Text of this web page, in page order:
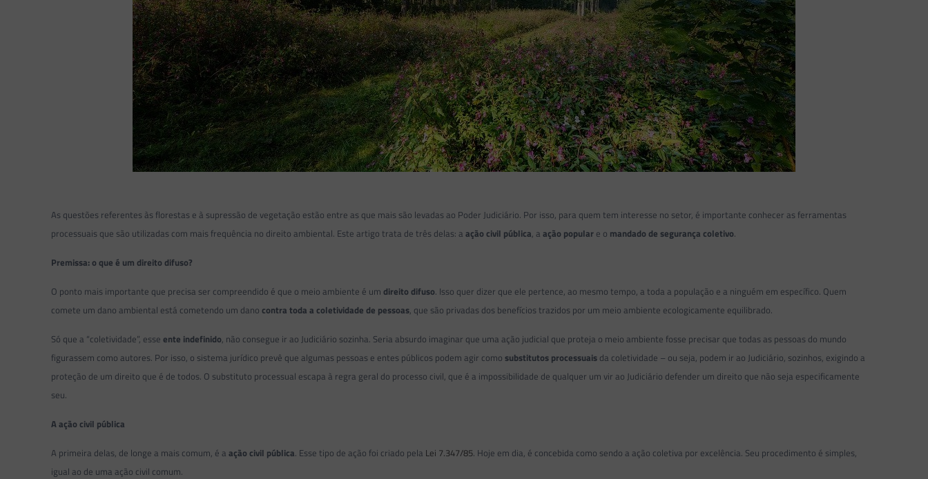
As questões referentes às florestas e à supressão de vegetação estão entre as que mais são levadas ao Poder Judiciário. Por isso, para quem tem interesse no setor, é importante conhecer as ferramentas
processuais que são utilizadas com mais frequência no direito ambiental. Este artigo trata de três delas: aação civil pública, aação popular e o mandado de segurança coletivo.
Premissa: o que é um direito difuso?
O ponto mais importante que precisa ser compreendido é que o meio ambiente é umdireito difuso. Isso quer dizer que ele pertence, ao mesmo tempo, a toda a população e a ninguém em específico. Quem
comete um dano ambiental está cometendo um danocontra toda a coletividade de pessoas, que são privadas dos benefícios trazidos por um meio ambiente ecologicamente equilibrado.
Só que a “coletividade”, esseente indefinido, não consegue ir ao Judiciário sozinha. Seria absurdo imaginar que uma ação judicial que proteja o meio ambiente fosse precisar que todas as pessoas do mundo
figurassem como autores. Por isso, o sistema jurídico prevê que algumas pessoas e entes públicos podem agir comosubstitutos processuais da coletividade – ou seja, podem ir ao Judiciário, sozinhos, exigindo a
proteção de um direito que é de todos. O substituto processual escapa à regra geral do processo civil, que é a impossibilidade de qualquer um vir ao Judiciário defender um direito que não seja especificamente
seu.
A ação civil pública
A primeira delas, de longe a mais comum, é aação civil pública. Esse tipo de ação foi criado pela Lei 7.347/85. Hoje em dia, é concebida como sendo a ação coletiva por excelência. Seu procedimento é simples,
igual ao de uma ação civil comum.